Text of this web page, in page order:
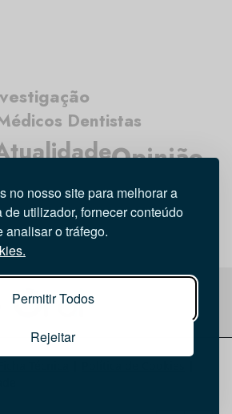
no nosso site para melhorar a
utilizador, fornecer conteúdo
analisar o tráfego.
Permitir Todos
Rejeitar
Dentistas
Oral
Opinião
Tecnologia